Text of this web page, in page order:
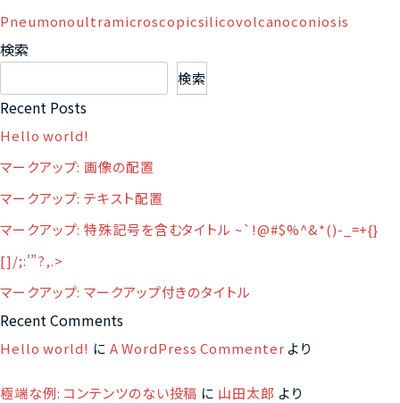
ビ
ー
シ
ョ
Pneumonoultramicroscopicsilicovolcanoconiosis
検索
検索
Recent Posts
Hello world!
マークアップ: 画像の配置
マークアップ: テキスト配置
マークアップ: 特殊記号を含むタイトル ~`!@#$%^&*()-_=+{}
[]/;:'”?,.>
マークアップ: マークアップ付きのタイトル
Recent Comments
Hello world! に A WordPress Commenter より
極端な例: コンテンツのない投稿 に 山田太郎 より